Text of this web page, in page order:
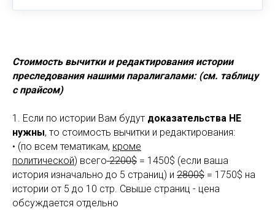
Стоимость вычитки и редактирования истории
преследования нашими паралигалами: (см. таблицу
с прайсом)
1. Если по истории Вам будут доказательства НЕ
нужны, то стоимость вычитки и редактирования:
• (по всем тематикам, кроме
политической) всего2200$ = 1450$ (если ваша
история изначально до 5 страниц) и 2800$ = 1750$ на
истории от 5 до 10 стр. Свыше страниц - цена
обсуждается отдельно